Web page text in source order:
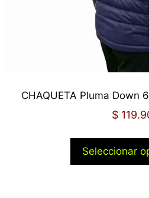
CHAQUETA Pluma Down
$
Seleccionar